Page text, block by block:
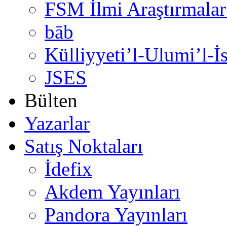
FSM İlmi
bāb
Külliyyeti’l-Ulumi’l-
JSES
Bülten
Yazarlar
Satış Noktaları
İdefix
Akdem Yayınları
Pandora Yayınları